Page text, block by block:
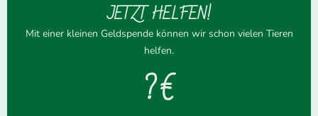
JETZT HELFEN!
Mit einer kleinen Geldspende können wir schon vielen Tieren
helfen.
? €